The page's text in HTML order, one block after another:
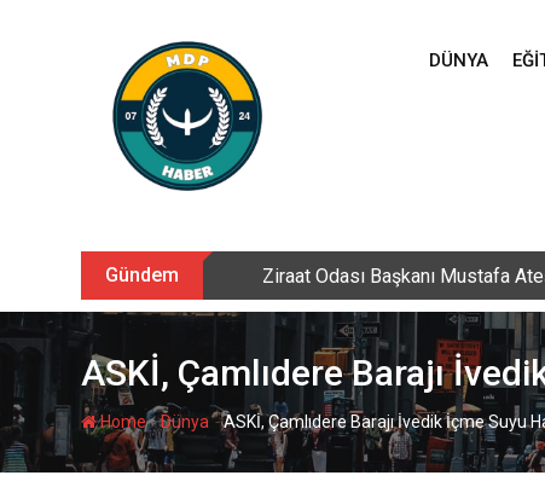
DÜNYA
Gündem Sarıkamış’ta hanımlara yönelik
ASKİ, Çamlıdere Barajı
Home-Dünya-ASKİ, Çamlıdere Barajı İvedik İçme Suyu